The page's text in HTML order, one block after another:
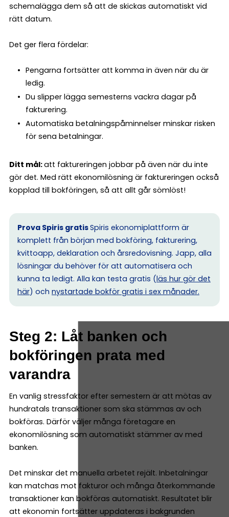
schemalägga dem så att de skickas automatiskt vid
rätt datum.
Det ger flera fördelar:
Pengarna fortsätter att komma in även när du är
ledig.
Du slipper lägga semesterns vackra dagar på
fakturering.
Automatiska betalningspåminnelser minskar risken
för sena betalningar.
Ditt mål:att faktureringen jobbar på även när du inte
gör det. Med rätt ekonomilösning är faktureringen också
kopplad till bokföringen, så att allt går sömlöst!
Prova Spiris gratisSpiris ekonomiplattform är
komplett från början med bokföring, fakturering,
kvittoapp, deklaration och årsredovisning. Japp, alla
lösningar du behöver för att automatisera och
kunna ta ledigt. Alla kan testa gratis (läs hur gör det
här) och nystartade bokför gratis i sex månader.
Steg 2: Låt banken och
bokföringen prata med
varandra
En vanlig stressfaktor efter semestern är att mötas av
hundratals transaktioner som ska stämmas av och
bokföras. Därför väljer många företagare en
ekonomilösning som automatiskt stämmer av med
banken.
Det minskar det manuella arbetet rejält. Inbetalningar
kan matchas mot fakturor och många återkommande
transaktioner kan bokföras automatiskt. Resultatet blir
att ekonomin fortsätter uppdateras i bakgrunden